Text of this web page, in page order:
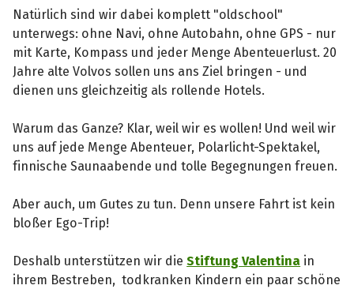
Natürlich sind wir dabei komplett "oldschool"
unterwegs: ohne Navi, ohne Autobahn, ohne GPS - nur
mit Karte, Kompass und jeder Menge Abenteuerlust. 20
Jahre alte Volvos sollen uns ans Ziel bringen - und
dienen uns gleichzeitig als rollende Hotels.
Warum das Ganze? Klar, weil wir es wollen! Und weil wir
uns auf jede Menge Abenteuer, Polarlicht-Spektakel,
finnische Saunaabende und tolle Begegnungen freuen.
Aber auch, um Gutes zu tun. Denn unsere Fahrt ist kein
bloßer Ego-Trip!
Deshalb unterstützen wir dieStiftung Valentina in
ihrem Bestreben, todkranken Kindern ein paar schöne